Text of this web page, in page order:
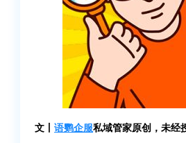
文丨 语鹦企服私域管家原创，未经